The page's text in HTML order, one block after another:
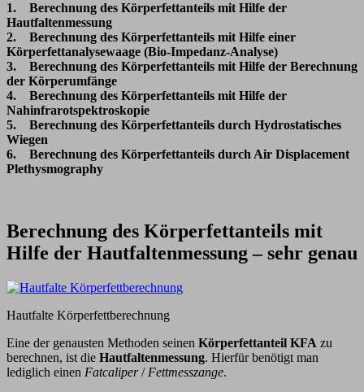
1. Berechnung des Körperfettanteils mit Hilfe der
Hautfaltenmessung
2. Berechnung des Körperfettanteils mit Hilfe einer
Körperfettanalysewaage (Bio-Impedanz-Analyse)
3. Berechnung des Körperfettanteils mit Hilfe der Berechnung
der Körperumfänge
4. Berechnung des Körperfettanteils mit Hilfe der
Nahinfrarotspektroskopie
5. Berechnung des Körperfettanteils durch Hydrostatisches
Wiegen
6. Berechnung des Körperfettanteils durch Air Displacement
Plethysmography
Berechnung des Körperfettanteils mit
Hilfe der Hautfaltenmessung – sehr genau
Hautfalte Körperfettberechnung
Eine der genausten Methoden seinen Körperfettanteil KFA zu
berechnen, ist die Hautfaltenmessung. Hierfür benötigt man
lediglich einen Fatcaliper/ Fettmesszange.